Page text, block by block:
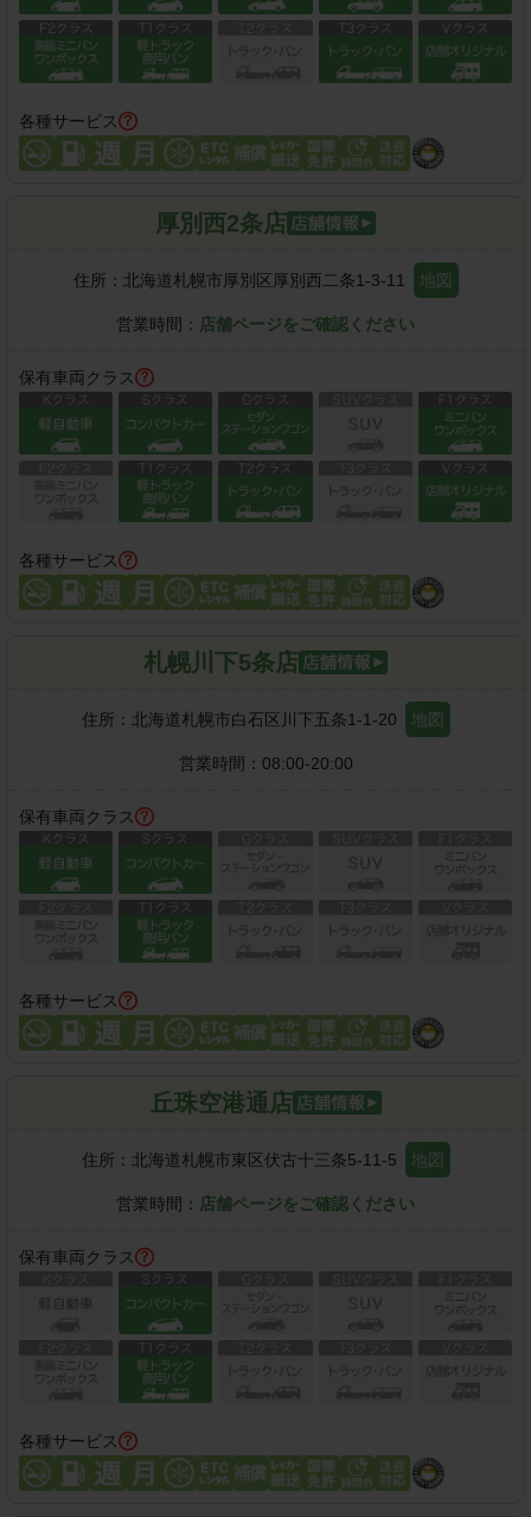
各種サービス
厚別西2条店
住所： 北海道札幌市厚別区厚別西二条1-3-11 地図
営業時間： 店舗ページをご確認ください
保有車両クラス
各種サービス
札幌川下5条店
住所： 北海道札幌市白石区川下五条1-1-20 地図
営業時間： 08:00-20:00
保有車両クラス
各種サービス
丘珠空港通店
住所： 北海道札幌市東区伏古十三条5-11-5 地図
営業時間： 店舗ページをご確認ください
保有車両クラス
各種サービス